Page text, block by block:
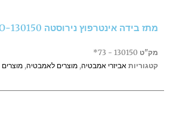
SHO
מתז בידה אינטרפוץ נירוסטה 130150-SHO
מק"ט 130150 - 73*
קטגוריות אביזרי אמבטיה, מוצרים לאמבטיה,